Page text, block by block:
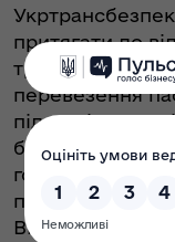
притягати до
транспортних
перевезення
підставі яких
без державної
під час
Відповідні